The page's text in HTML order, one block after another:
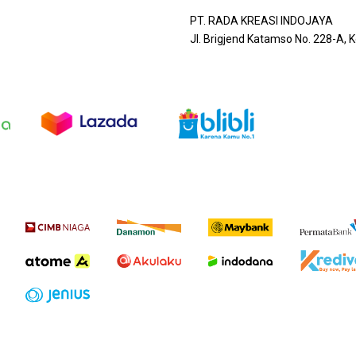
PT. RADA KREASI INDOJAYA
Jl. Brigjend Katamso No. 228-A,